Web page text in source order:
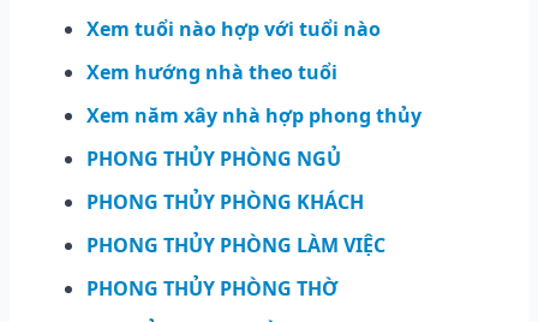
Xem tuổi nào hợp với tuổi nào
Xem hướng nhà theo tuổi
Xem năm xây nhà hợp phong thủy
PHONG THỦY PHÒNG NGỦ
PHONG THỦY PHÒNG KHÁCH
PHONG THỦY PHÒNG LÀM VIỆC
PHONG THỦY PHÒNG THỜ